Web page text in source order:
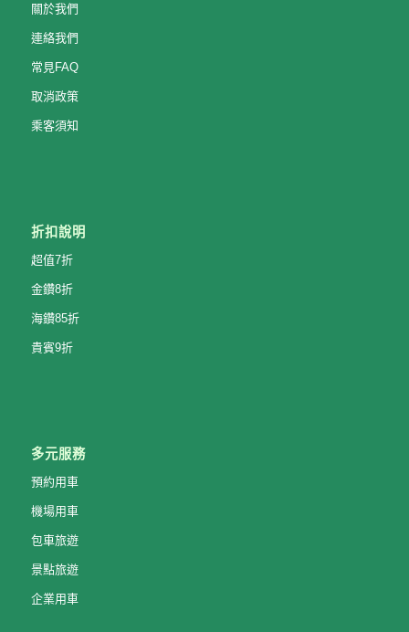
關於我們
連絡我們
常見FAQ
取消政策
乘客須知
折扣說明
超值7折
金鑽8折
海鑽85折
貴賓9折
多元服務
預約用車
機場用車
包車旅遊
景點旅遊
企業用車